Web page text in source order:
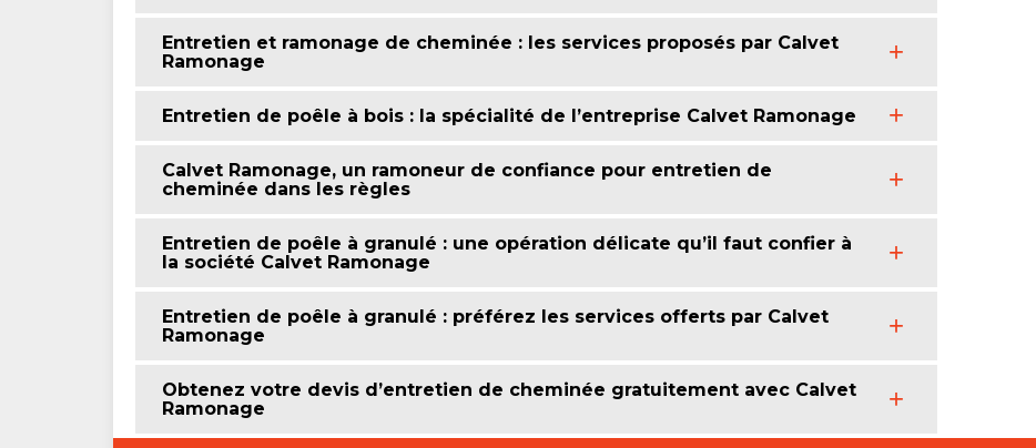
Entretien et ramonage de cheminée : les services proposés par Calvet
Ramonage
Entretien de poêle à bois : la spécialité de l’entreprise Calvet Ramonage
Calvet Ramonage, un ramoneur de confiance pour entretien de
cheminée dans les règles
Entretien de poêle à granulé : une opération délicate qu’il faut confier à
la société Calvet Ramonage
Entretien de poêle à granulé : préférez les services offerts par Calvet
Ramonage
Obtenez votre devis d’entretien de cheminée gratuitement avec Calvet
Ramonage